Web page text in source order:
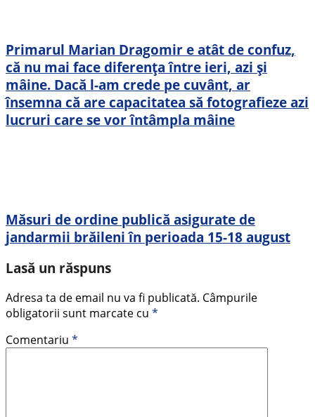
Primarul Marian Dragomir e atât de confuz,
că nu mai face diferența între ieri, azi și
mâine. Dacă l-am crede pe cuvânt, ar
însemna că are capacitatea să fotografieze azi
lucruri care se vor întâmpla mâine
Măsuri de ordine publică asigurate de
jandarmii brăileni în perioada 15-18 august
Lasă un răspuns
Adresa ta de email nu va fi publicată. Câmpurile
obligatorii sunt marcate cu *
Comentariu *